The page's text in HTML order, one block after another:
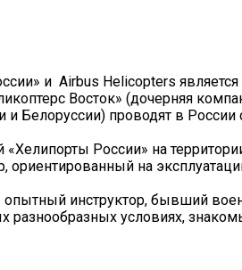
и Airbus Helicopters
Восток» (дочерняя
и Белоруссии) проводят в
России» на
ориентированный на
опытный инструктор, бывший
условиях,